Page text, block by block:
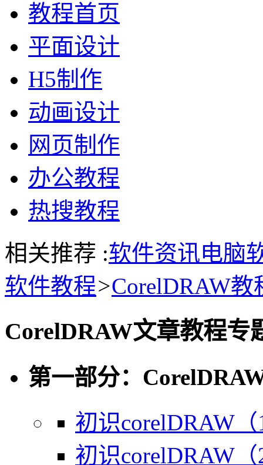
教程首页
平面设计
H5制作
动画设计
网页制作
办公教程
热搜教程
相关推荐 :软件资讯电脑
软件教程>CorelDRAW教
CorelDRAW文章教程专
第一部分：
初识corelDRAW
初识corelDRAW